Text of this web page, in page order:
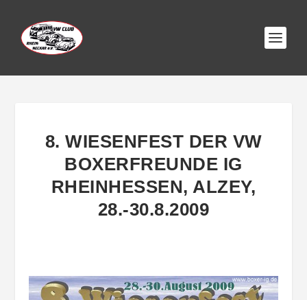
8. WIESENFEST DER VW
BOXERFREUNDE IG
RHEINHESSEN, ALZEY,
28.-30.8.2009